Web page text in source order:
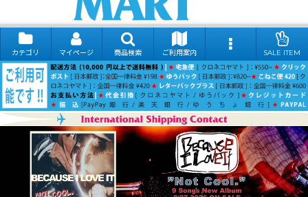
カテゴリ マイページ 商品検索 ご利用案内 SALE ITEM